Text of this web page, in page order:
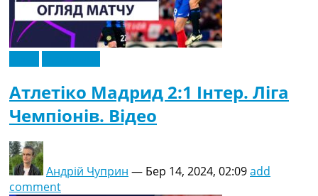
Атлетіко Мадрид 2:1 Інтер. Ліга
Чемпіонів. Відео
Андрій Чуприн — Бер 14, 2024, 02:09add
comment